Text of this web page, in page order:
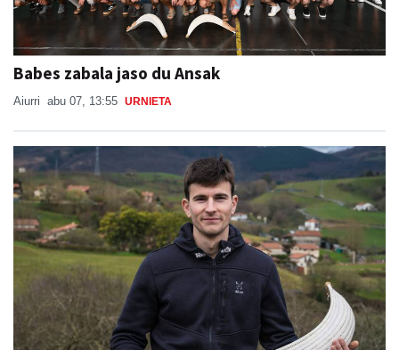
Babes zabala jaso du Ansak
Aiurri abu 07, 13:55 URNIETA